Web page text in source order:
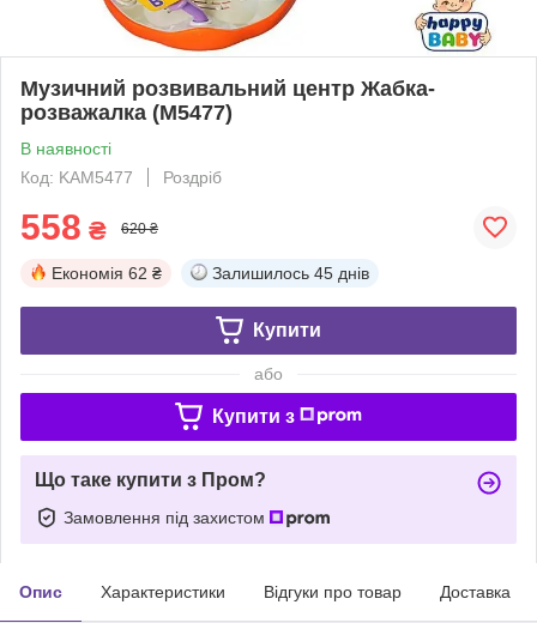
Музичний розвивальний центр Жабка-
розважалка (M5477)
В наявності
Код: KAM5477
Роздріб
558 ₴ 620 ₴
Економія 62 ₴ Залишилось 45 днів
Купити
або
Купити з
Що таке купити з Пром?
Замовлення під захистом
Опис Характеристики Відгуки про товар Доставка